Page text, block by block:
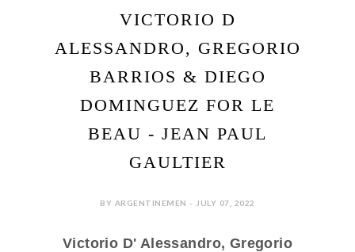
VICTORIO D
ALESSANDRO, GREGORIO
BARRIOS & DIEGO
DOMINGUEZ FOR LE
BEAU - JEAN PAUL
GAULTIER
BY ARGENTINEMEN - JULY 07, 2022
Victorio D' Alessandro, Gregorio